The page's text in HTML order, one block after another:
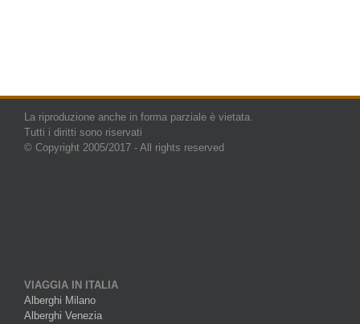
La riproduzione anche in forma parziale è vietata.
Tutti i diritti sono riservati
© Copyright 2005/2017 - All rights reserved
VIAGGIA IN ITALIA
Alberghi Milano
Alberghi Venezia